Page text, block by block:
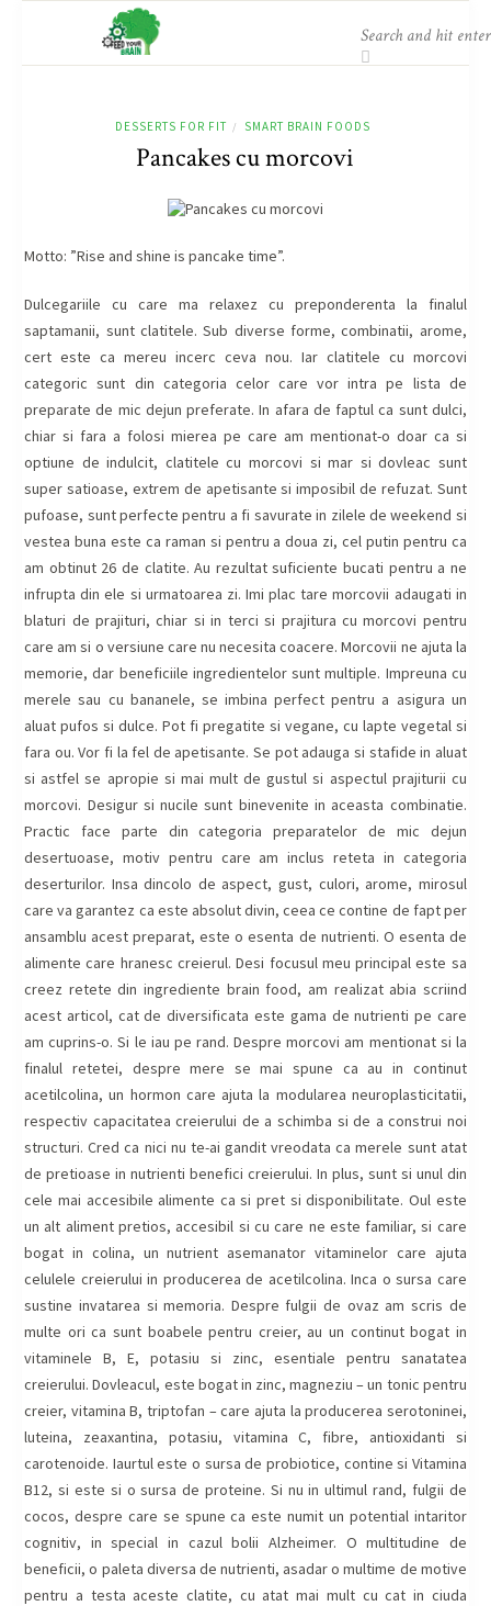
DESSERTS FOR FIT / SMART BRAIN FOODS
Pancakes cu morcovi
Motto: ”Rise and shine is pancake time”.
Dulcegariile cu care ma relaxez cu preponderenta la finalul
saptamanii, sunt clatitele. Sub diverse forme, combinatii, arome,
cert este ca mereu incerc ceva nou. Iar clatitele cu morcovi
categoric sunt din categoria celor care vor intra pe lista de
preparate de mic dejun preferate. In afara de faptul ca sunt dulci,
chiar si fara a folosi mierea pe care am mentionat-o doar ca si
optiune de indulcit, clatitele cu morcovi si mar si dovleac sunt
super satioase, extrem de apetisante si imposibil de refuzat. Sunt
pufoase, sunt perfecte pentru a fi savurate in zilele de weekend si
vestea buna este ca raman si pentru a doua zi, cel putin pentru ca
am obtinut 26 de clatite. Au rezultat suficiente bucati pentru a ne
infrupta din ele si urmatoarea zi. Imi plac tare morcovii adaugati in
blaturi de prajituri, chiar si in terci si prajitura cu morcovi pentru
care am si o versiune care nu necesita coacere. Morcovii ne ajuta la
memorie, dar beneficiile ingredientelor sunt multiple. Impreuna cu
merele sau cu bananele, se imbina perfect pentru a asigura un
aluat pufos si dulce. Pot fi pregatite si vegane, cu lapte vegetal si
fara ou. Vor fi la fel de apetisante. Se pot adauga si stafide in aluat
si astfel se apropie si mai mult de gustul si aspectul prajiturii cu
morcovi. Desigur si nucile sunt binevenite in aceasta combinatie.
Practic face parte din categoria preparatelor de mic dejun
desertuoase, motiv pentru care am inclus reteta in categoria
deserturilor. Insa dincolo de aspect, gust, culori, arome, mirosul
care va garantez ca este absolut divin, ceea ce contine de fapt per
ansamblu acest preparat, este o esenta de nutrienti. O esenta de
alimente care hranesc creierul. Desi focusul meu principal este sa
creez retete din ingrediente brain food, am realizat abia scriind
acest articol, cat de diversificata este gama de nutrienti pe care
am cuprins-o. Si le iau pe rand. Despre morcovi am mentionat si la
finalul retetei, despre mere se mai spune ca au in continut
acetilcolina, un hormon care ajuta la modularea neuroplasticitatii,
respectiv capacitatea creierului de a schimba si de a construi noi
structuri. Cred ca nici nu te-ai gandit vreodata ca merele sunt atat
de pretioase in nutrienti benefici creierului. In plus, sunt si unul din
cele mai accesibile alimente ca si pret si disponibilitate. Oul este
un alt aliment pretios, accesibil si cu care ne este familiar, si care
bogat in colina, un nutrient asemanator vitaminelor care ajuta
celulele creierului in producerea de acetilcolina. Inca o sursa care
sustine invatarea si memoria. Despre fulgii de ovaz am scris de
multe ori ca sunt boabele pentru creier, au un continut bogat in
vitaminele B, E, potasiu si zinc, esentiale pentru sanatatea
creierului. Dovleacul, este bogat in zinc, magneziu – un tonic pentru
creier, vitamina B, triptofan – care ajuta la producerea serotoninei,
luteina, zeaxantina, potasiu, vitamina C, fibre, antioxidanti si
carotenoide. Iaurtul este o sursa de probiotice, contine si Vitamina
B12, si este si o sursa de proteine. Si nu in ultimul rand, fulgii de
cocos, despre care se spune ca este numit un potential intaritor
cognitiv, in special in cazul bolii Alzheimer. O multitudine de
beneficii, o paleta diversa de nutrienti, asadar o multime de motive
pentru a testa aceste clatite, cu atat mai mult cu cat in ciuda